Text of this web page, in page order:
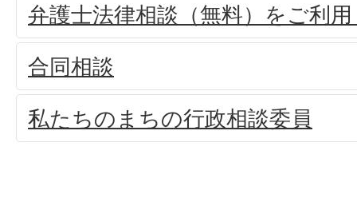
弁護士法律相談（無料）をご利
合同相談
私たちのまちの行政相談委員